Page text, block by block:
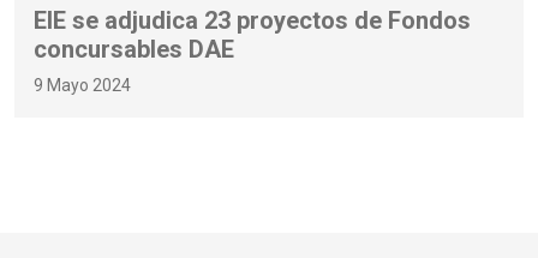
EIE se adjudica 23 proyectos de Fondos
concursables DAE
9 Mayo 2024